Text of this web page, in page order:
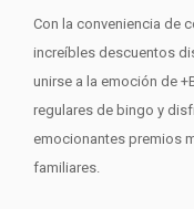
Con la conveniencia de
increíbles descuentos
unirse a la emoción de
regulares de bingo y
emocionantes premios
familiares.